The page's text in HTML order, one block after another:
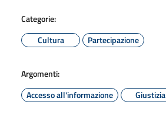
Categorie:
Cultura
Partecipazione
Argomenti:
Accesso all'informazione
Giustizia